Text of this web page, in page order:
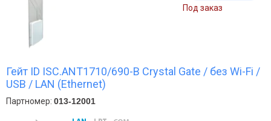
Под заказ
Гейт ID ISC.ANT1710/690-B Crystal Gate / без Wi-Fi /
USB / LAN (Ethernet)
Партномер: 013-12001